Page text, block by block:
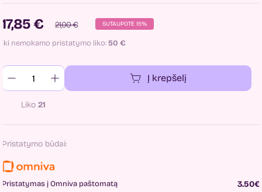
17,85 € 21,00 € SUTAUPOTE 15%
Iki nemokamo pristatymo liko:50 €
Į krepšelį
Liko 21
Pristatymo būdai:
Pristatymas į Omniva paštomatą 3.50€